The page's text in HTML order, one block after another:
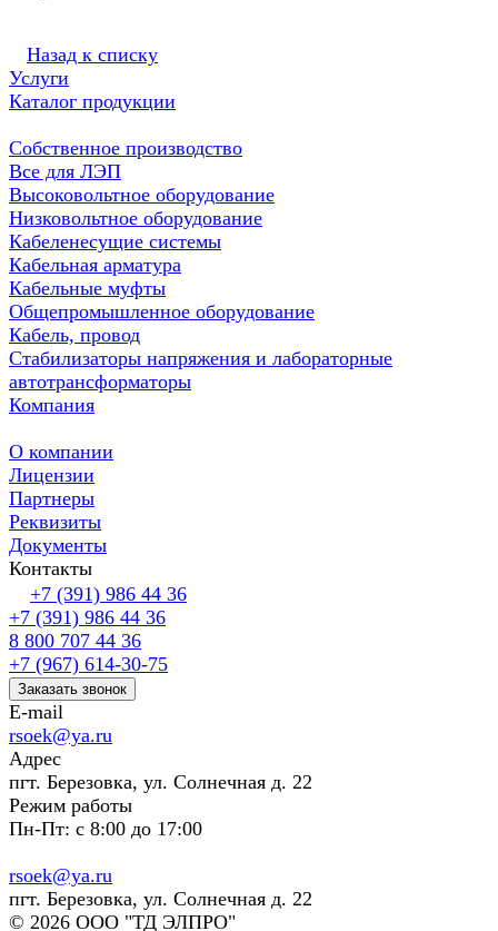
Назад к списку
Услуги
Каталог продукции
Собственное производство
Все для ЛЭП
Высоковольтное оборудование
Низковольтное оборудование
Кабеленесущие системы
Кабельная арматура
Кабельные муфты
Общепромышленное оборудование
Кабель, провод
Стабилизаторы напряжения и лабораторные
автотрансформаторы
Компания
О компании
Лицензии
Партнеры
Реквизиты
Документы
Контакты
+7 (391) 986 44 36
+7 (391) 986 44 36
8 800 707 44 36
+7 (967) 614-30-75
Заказать звонок
E-mail
rsoek@ya.ru
Адрес
пгт. Березовка, ул. Солнечная д. 22
Режим работы
Пн-Пт: с 8:00 до 17:00
rsoek@ya.ru
пгт. Березовка, ул. Солнечная д. 22
© 2026 ООО "ТД ЭЛПРО"